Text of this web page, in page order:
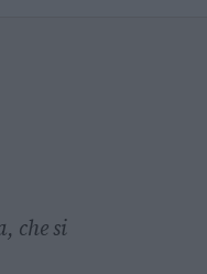
che si